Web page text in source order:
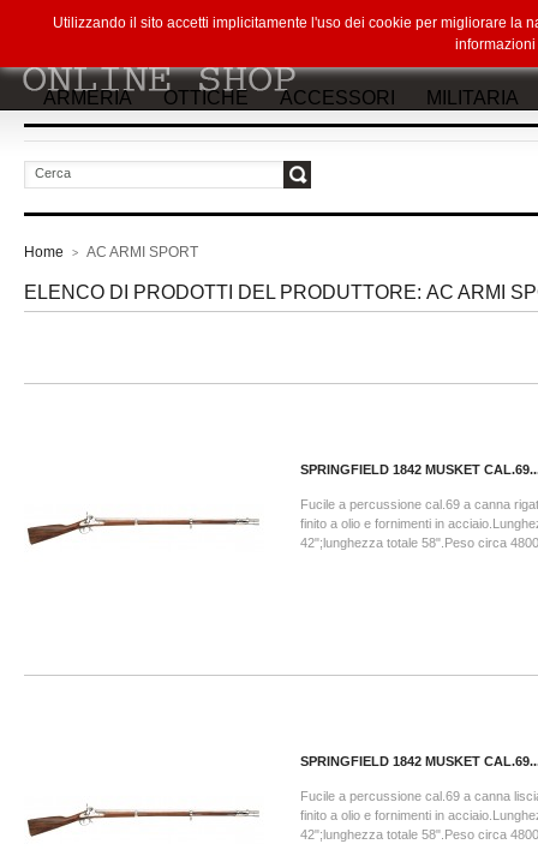
ARMERIA OTTICHE ACCESSORI MILITARIA
Home > AC ARMI SPORT
ELENCO DI PRODOTTI DEL PRODUTTORE: AC ARMI
SPRINGFIELD 1842 MUSKET
Fucile a percussione cal.69 a canna
finito a olio e fornimenti in
42";lunghezza totale 58".Peso circa
SPRINGFIELD 1842 MUSKET
Fucile a percussione cal.69 a canna
finito a olio e fornimenti in
42";lunghezza totale 58".Peso circa
Utilizzando il sito accetti implicitamente l'uso dei cookie per migliorare la
informazioni